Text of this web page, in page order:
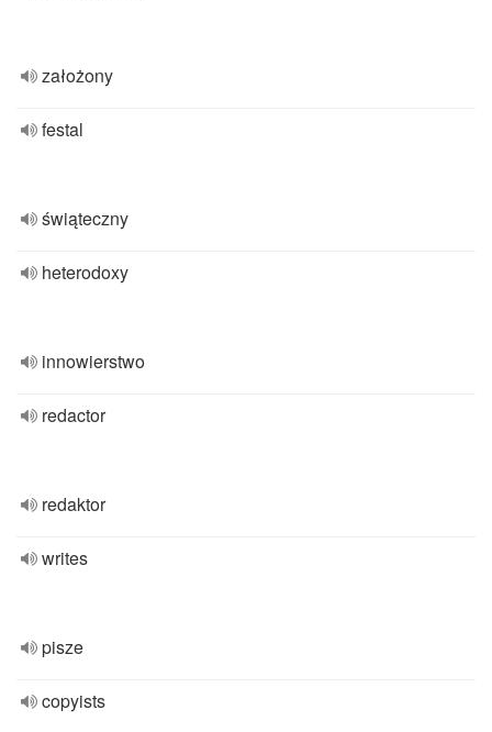
założony
festal
świąteczny
heterodoxy
innowierstwo
redactor
redaktor
writes
pisze
copyists